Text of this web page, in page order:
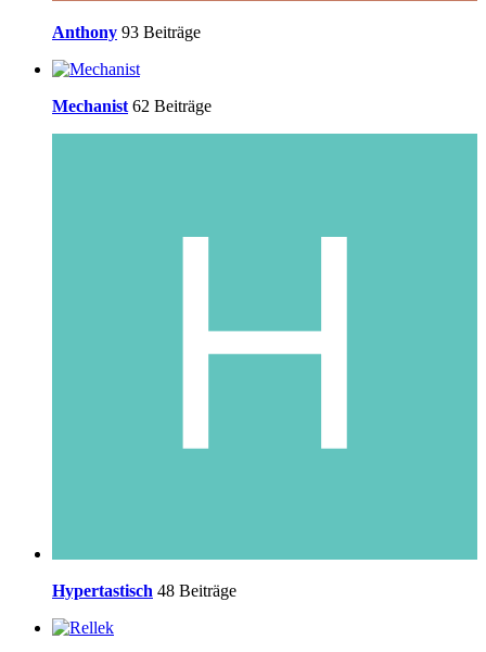
Anthony 93 Beiträge
Mechanist 62 Beiträge
Hypertastisch 48 Beiträge